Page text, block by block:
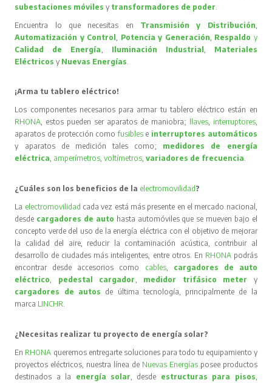
subestaciones móvilesy transformadores de poder
Encuentra lo que necesitas en Transmisión y Distribución
Automatización y Control
Potencia y Generación Respaldo y
Calidad de Energía
Iluminación Industrial
Materiales
Eléctricos y Nuevas Energías
¡Arma tu tablero eléctrico!
Los componentes necesarios para armar tu tablero eléctrico están en
RHONA , estos pueden ser aparatos de maniobra; llaves, interruptores,
aparatos de protección comofusibles e interruptores automáticos
y aparatos de medición tales como; medidores de energía
eléctrica amperímetros ,voltímetros ,variadores de frecuencia
¿Cuáles son los beneficios de la electromovilidad?
La electromovilidad cada vez está más presente en el mercado nacional,
desde cargadores de auto hasta automóviles que se mueven bajo el
concepto verde del uso de la energía eléctrica con el objetivo de mejorar
la calidad del aire, reducir la contaminación acústica, contribuir al
desarrollo de ciudades más inteligentes, entre otros. En RHONA podrás
encontrar desde accesorios como cables, cargadores de auto
eléctrico
pedestal cargador medidor trifásico meter
y
cargadores de autos de última tecnología, principalmente de la
marca LINCHR
¿Necesitas realizar tu proyecto de energía solar?
En RHONA queremos entregarte soluciones para todo tu equipamiento y
proyectos eléctricos, nuestra línea de Nuevas Energíasposee productos
destinados a la energía solar , desde estructuras para pisos